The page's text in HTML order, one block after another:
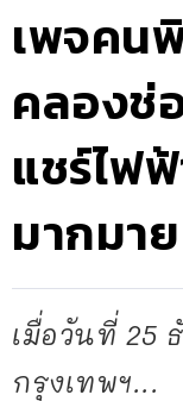
เพจคน
คลองช่
แชร์ไฟ
มากมาย
เมื่อวันที่ 25
กรุงเทพฯ...